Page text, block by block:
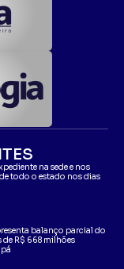
na sede e nos
todo o estado nos dias
balanço parcial do
R$ 668 milhões